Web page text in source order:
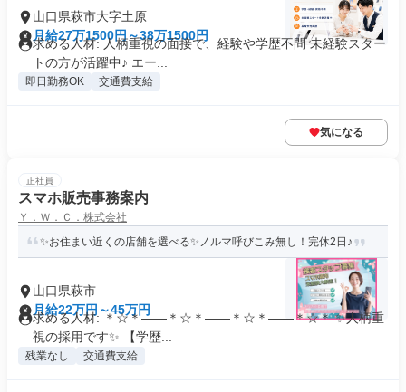
山口県萩市大字土原
月給27万1500円～38万1500円
求める人材: 人柄重視の面接で、経験や学歴不問 未経験スター
トの方が活躍中♪ エー...
即日勤務OK 交通費支給
気になる
正社員
スマホ販売事務案内
Ｙ．Ｗ．Ｃ．株式会社
✨お住まい近くの店舗を選べる✨ノルマ呼びこみ無し！完休2日♪
山口県萩市
月給22万円～45万円
求める人材: ＊☆＊――＊☆＊――＊☆＊――＊☆＊ ✨人柄重
視の採用です✨ 【学歴...
残業なし 交通費支給